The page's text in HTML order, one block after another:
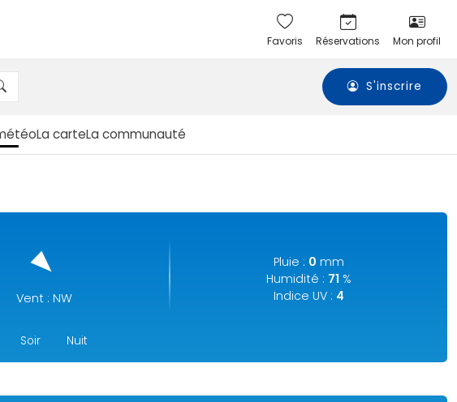
Favoris Réservations Mon profil
S'inscrire
La carteLa communauté
Vent : NW
Pluie : 0 mm
Humidité : 71 %
Indice UV : 4
Soir Nuit